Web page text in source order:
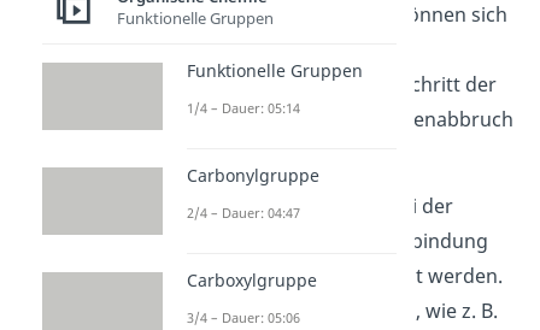
entstandene Ketten können sich
Termination: letzter Schritt der
Polymerisation (= Kettenabbruch
Im ersten Schritt muss bei der
die C=C-Doppelbindung
eines Monomers aufgelöst werden.
Das erfolgt auf viele Arten, wie z. B.
Funktionelle Gruppen
Funktionelle Gruppen
1/4 – Dauer: 05:14
Carbonylgruppe
2/4 – Dauer: 04:47
Carboxylgruppe
3/4 – Dauer: 05:06